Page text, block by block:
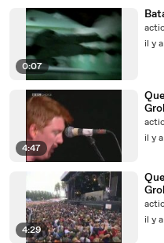
0:07
il y
4:47
il y
4:29
il y